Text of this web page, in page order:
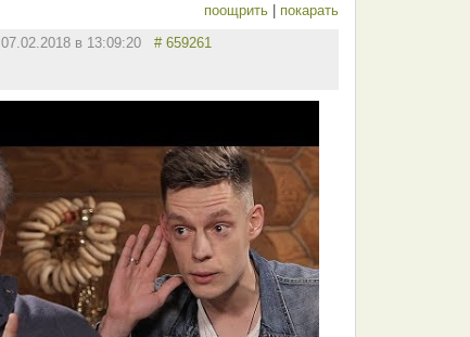
поощрить покарать
07.02.2018 в 13:09:20 # 659261